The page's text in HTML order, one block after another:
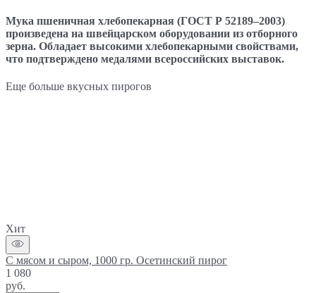
Мука пшеничная хлебопекарная (ГОСТ Р 52189–2003)
произведена на швейцарском оборудовании из отборного
зерна. Обладает высокими хлебопекарными свойствами,
что подтверждено медалями всероссийских выставок.
Еще больше вкусных пирогов
Хит
С мясом и сыром, 1000 гр. Осетинский пирог
1 080
руб.